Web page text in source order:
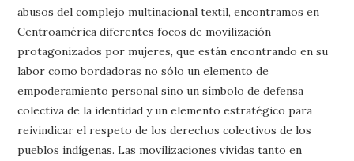
abusos del complejo multinacional textil, encontramos en
Centroamérica diferentes focos de movilización
protagonizados por mujeres, que están encontrando en su
labor como bordadoras no sólo un elemento de
empoderamiento personal sino un símbolo de defensa
colectiva de la identidad y un elemento estratégico para
reivindicar el respeto de los derechos colectivos de los
pueblos indígenas. Las movilizaciones vividas tanto en